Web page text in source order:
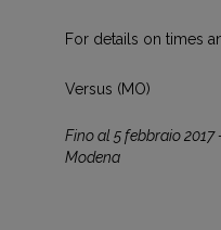
For details on times
Versus (MO)
Fino al 5 febbraio
Modena